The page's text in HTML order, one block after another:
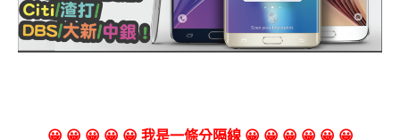
😀 😀 😀 😀 😀 我是一條分隔線 😀 😀 😀 😀 😀 😀